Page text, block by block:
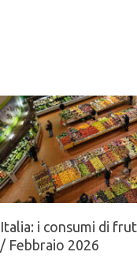
Italia: i consumi di
/ Febbraio 2026